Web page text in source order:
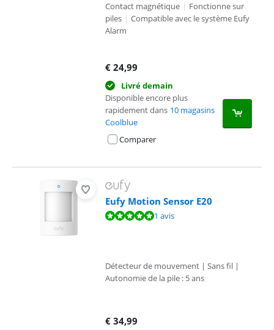
Contact magnétique | Fonctionne sur
piles | Compatible avec le système Eufy
Alarm
€ 24,99
Livré demain
Disponible encore plus
rapidement dans 10 magasins
Coolblue
Comparer
Eufy Motion Sensor E20
La note est de 10 sur 10, basée sur 1 avis.1 avis
Détecteur de mouvement | Sans fil |
Autonomie de la pile : 5 ans
€ 34,99